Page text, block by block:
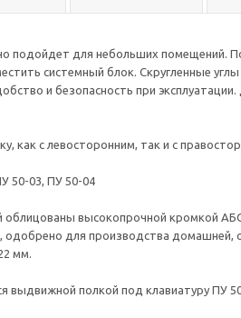
подойдет для небольших помещений.
системный блок. Скругленные
и безопасность при
как с левосторонним, так и с
50-03, ПУ 50-04
облицованы высокопрочной кромкой
одобрено для производства
мм.
полкой под клавиатуру ПУ